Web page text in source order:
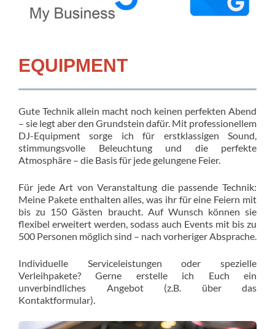
EQUIPMENT
Gute Technik allein macht noch keinen perfekten Abend
– sie legt aber den Grundstein dafür. Mit professionellem
DJ-Equipment sorge ich für erstklassigen Sound,
stimmungsvolle Beleuchtung und die perfekte
Atmosphäre – die Basis für jede gelungene Feier.
Für jede Art von Veranstaltung die passende Technik:
Meine Pakete enthalten alles, was ihr für eine Feiern mit
bis zu 150 Gästen braucht. Auf Wunsch können sie
flexibel erweitert werden, sodass auch Events mit bis zu
500 Personen möglich sind – nach vorheriger Absprache.
Individuelle Serviceleistungen oder spezielle
Verleihpakete? Gerne erstelle ich Euch ein
unverbindliches Angebot (z.B. über das
Kontaktformular).